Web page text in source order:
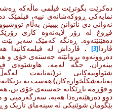
دەکرێت بگوترێت فیلمی ماڵەکە
نمایەکی ڕووکەشانەی نییە، فیلمێک
ئەوانی دی ناتوانن بیبینن بەڵام
فڕوغ لە زۆر لایەنەوە کاری
دەهێنێتەوە. ڕەنگە کەمێک سەیر
ڤاردا[3]
. ڤارداش لە فیلمەکانیدا
دەروونەوە بڕوانێتە جەستەی خۆی و
بینەران. جگە لەمە،
شێواوییەکانی تر(تەنانەت
پەتاتەشکڵخوارەکان) هەست بە
و فۆڕمە ناڕێکانە جەستەی خۆی بن.
دوو دەرهێنەرەدا هەیە. سەرگەرمیی و
بێگومان شوێنیکی لە سینەمای تاریک و